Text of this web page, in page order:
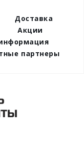
Доставка
Акции
партнеры